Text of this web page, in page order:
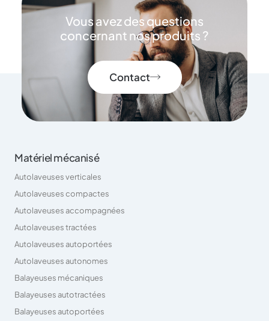
Vous avez des questions
concernant nos produits ?
Contact
Matériel mécanisé
Autolaveuses verticales
Autolaveuses compactes
Autolaveuses accompagnées
Autolaveuses tractées
Autolaveuses autoportées
Autolaveuses autonomes
Balayeuses mécaniques
Balayeuses autotractées
Balayeuses autoportées